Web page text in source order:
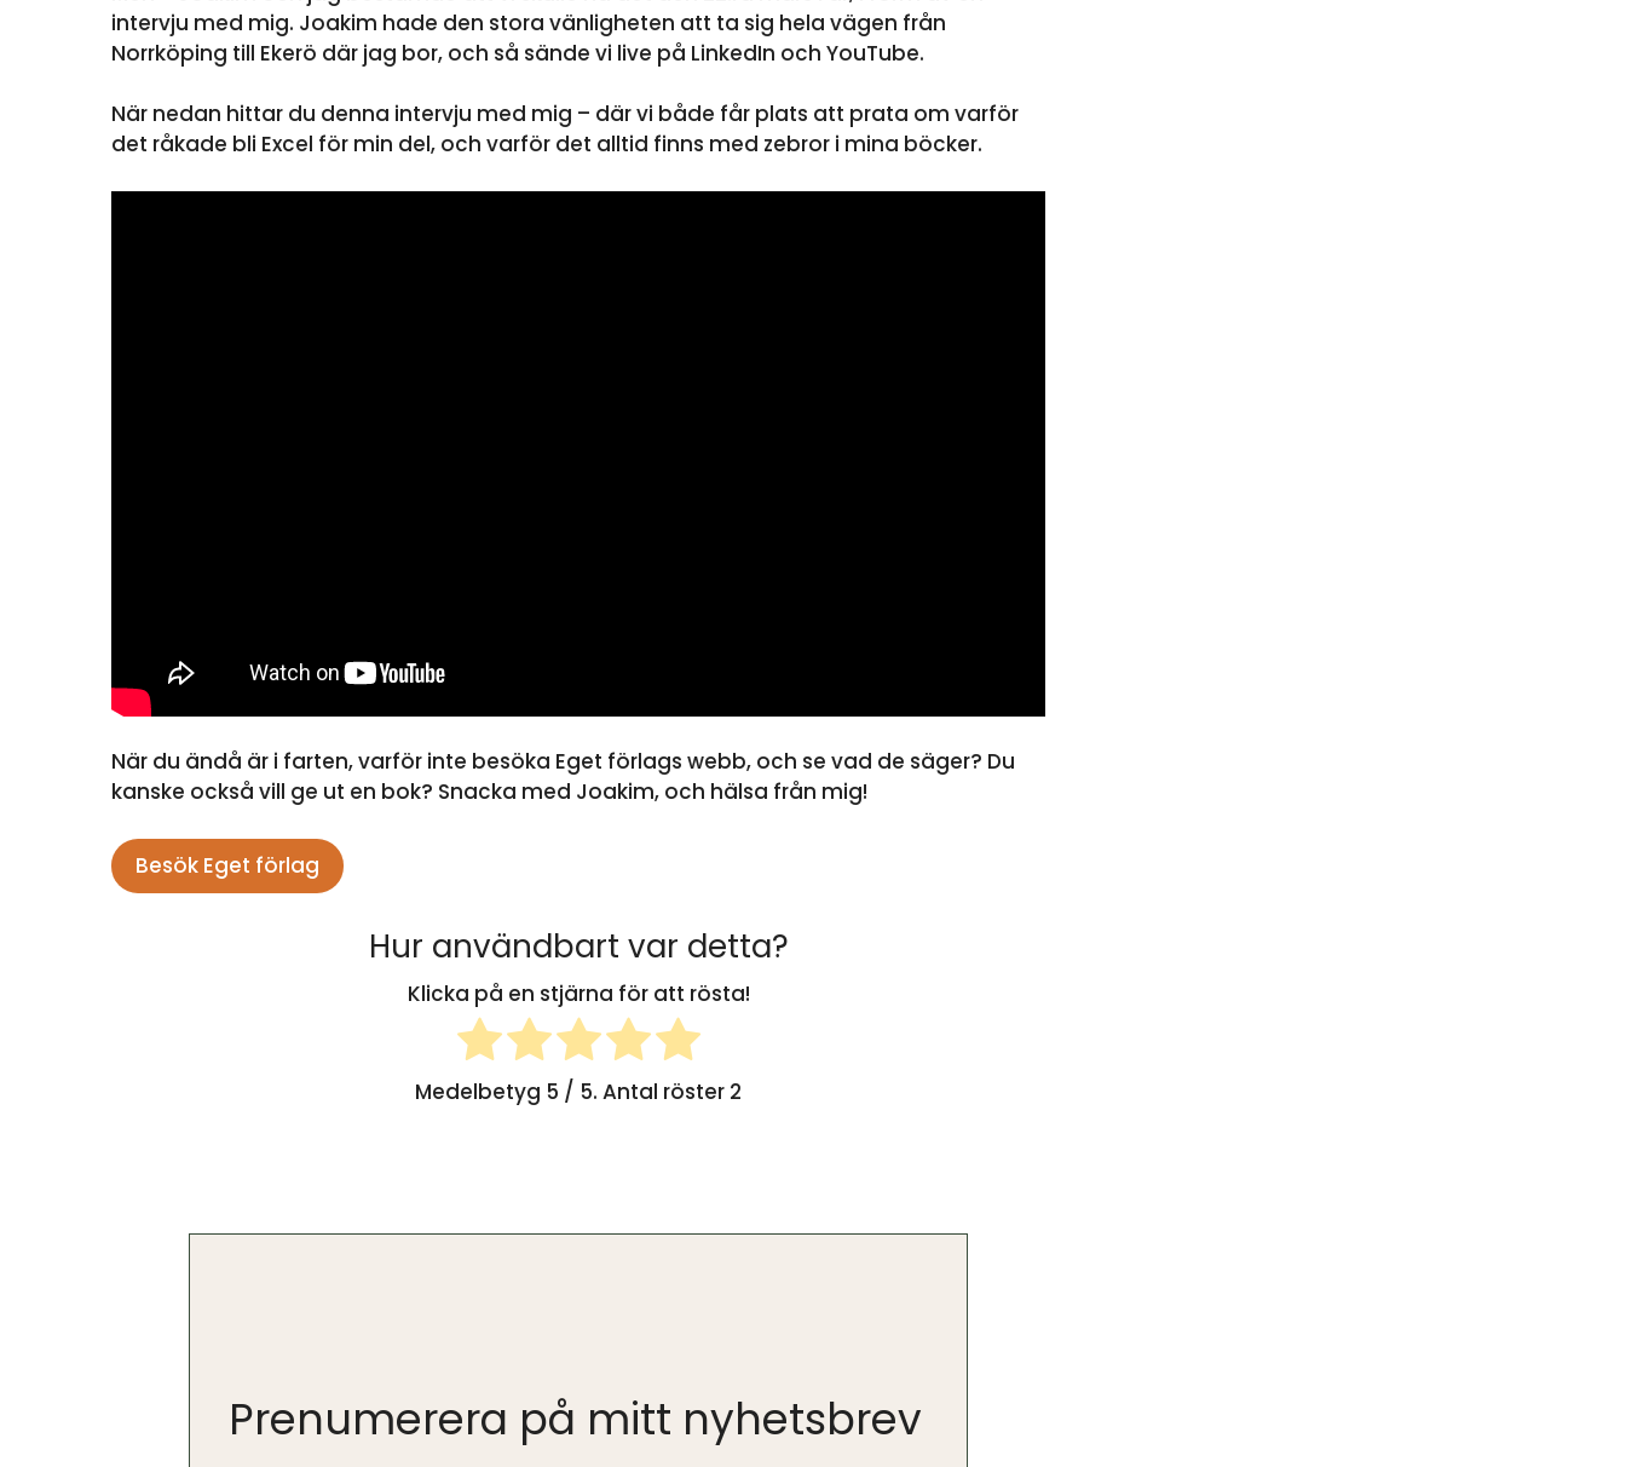
intervju med mig. Joakim hade den stora vänligheten att ta sig hela vägen från
Norrköping till Ekerö där jag bor, och så sände vi live på LinkedIn och YouTube.
När nedan hittar du denna intervju med mig – där vi både får plats att prata om varför
det råkade bli Excel för min del, och varför det alltid finns med zebror i mina böcker.
När du ändå är i farten, varför inte besöka Eget förlags webb, och se vad de säger? Du
kanske också vill ge ut en bok? Snacka med Joakim, och hälsa från mig!
Besök Eget förlag
Hur användbart var detta?
Klicka på en stjärna för att rösta!
Medelbetyg 5 / 5. Antal röster 2
Prenumerera på mitt nyhetsbrev